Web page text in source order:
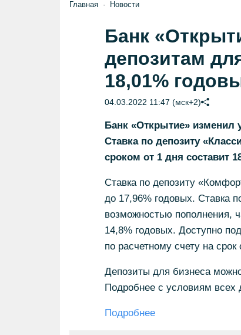
Главная Новости
Банк
депозитам
18,01%
04.03.2022 11:47 (мск+2)
Банк «Открытие» изменил
Ставка по депозиту
сроком от 1 дня составит
Ставка по депозиту
до 17,96% годовых. Ставка
возможностью пополнения,
14,8% годовых. Доступно
по расчетному счету на
Депозиты для бизнеса
Подробнее с условиям всех
Подробнее